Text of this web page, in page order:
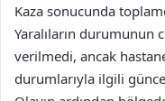
Kaza sonucunda
Yaralıların
verilmedi, ancak
durumlarıyla ilgili